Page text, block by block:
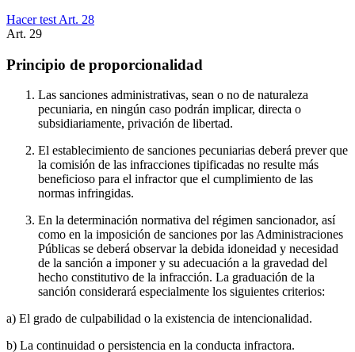
Hacer test Art. 28
Art. 29
Principio de proporcionalidad
Las sanciones administrativas, sean o no de naturaleza
pecuniaria, en ningún caso podrán implicar, directa o
subsidiariamente, privación de libertad.
El establecimiento de sanciones pecuniarias deberá prever que
la comisión de las infracciones tipificadas no resulte más
beneficioso para el infractor que el cumplimiento de las
normas infringidas.
En la determinación normativa del régimen sancionador, así
como en la imposición de sanciones por las Administraciones
Públicas se deberá observar la debida idoneidad y necesidad
de la sanción a imponer y su adecuación a la gravedad del
hecho constitutivo de la infracción. La graduación de la
sanción considerará especialmente los siguientes criterios:
a) El grado de culpabilidad o la existencia de intencionalidad.
b) La continuidad o persistencia en la conducta infractora.